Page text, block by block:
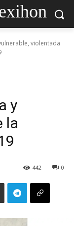
violentada
y
la
0
442